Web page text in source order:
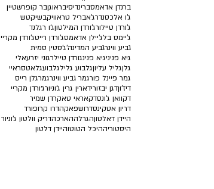
בר קופרשטייןבראוגןברינדיסיברנדן אדאמס
בשיקטשג'אבריל טראוויקג'ו אלכסנדר
ג'ו רגלנדג'ורדן המילטוןג'ורדן טיילור
ג'ורדן מקרייג'ורדן רייטג'יילן אדאמסג'יימס בל
ג'סטין סמית'גביע המדינהגביע ווינר
גוני יזרעאליגורדן טיילרגיא פנינגיא פניני
גלאטסראייגלבועגלבוע גלילגליל עליוןגלן
גלן רייסגמרגמר גביע ווינרגמר פיינל פור
ג׳ורדן מקריידארין גרין ג'וניורדגן יבזורידיז'ון
דן שמירדקאראי טאקרדקוואן ג'ונס
דרו קרופורדדרושפאקהדריון אטקינס
דריק וולטון ג'וניורהארכההגרלההיידן דאלטון
היידן דלטוןהיכל הטוטוהיסטוריה